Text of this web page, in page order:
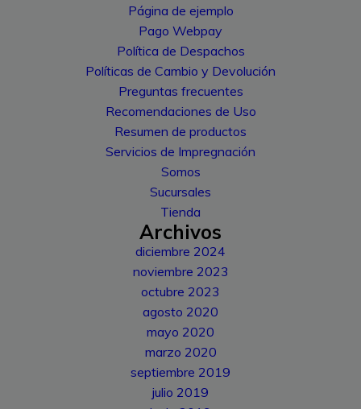
Página de ejemplo
Pago Webpay
Política de Despachos
Políticas de Cambio y Devolución
Preguntas frecuentes
Recomendaciones de Uso
Resumen de productos
Servicios de Impregnación
Somos
Sucursales
Tienda
Archivos
diciembre 2024
noviembre 2023
octubre 2023
agosto 2020
mayo 2020
marzo 2020
septiembre 2019
julio 2019